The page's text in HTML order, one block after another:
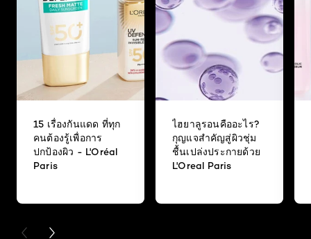
15 เรื่องกันแดด ที่ทุก
คนต้องรู้เพื่อการ
ปกป้องผิว - L'Oréal
Paris
ไฮยาลูรอนคืออะไร?
กุญแจสำคัญสู่ผิวชุ่ม
ชื้นเปล่งประกายด้วย
L'Oreal Paris
PREVIOUS CARD
NEXT CARD